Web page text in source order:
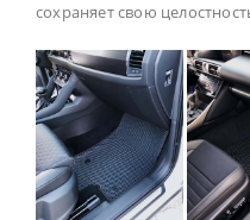
сохраняет свою